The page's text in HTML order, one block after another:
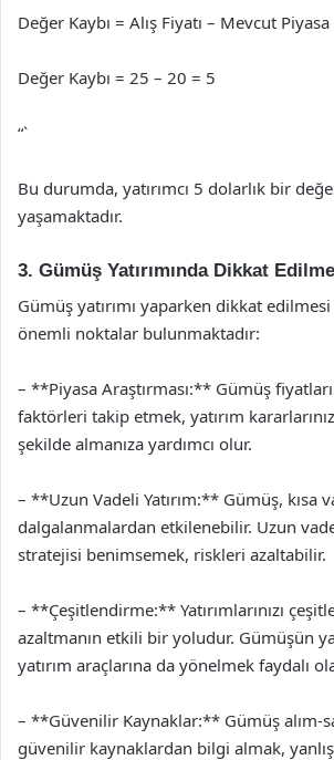
Değer Kaybı = Alış Fiyatı – Mevcut Piyasa
Değer Kaybı = 25 – 20 = 5
“`
Bu durumda, yatırımcı 5 dolarlık bir
yaşamaktadır.
3. Gümüş Yatırımında Dikkat
Gümüş yatırımı yaparken dikkat edilmesi
önemli noktalar bulunmaktadır:
– **Piyasa Araştırması:** Gümüş
faktörleri takip etmek, yatırım
şekilde almanıza yardımcı olur.
– **Uzun Vadeli Yatırım:** Gümüş, kısa
dalgalanmalardan etkilenebilir. Uzun
stratejisi benimsemek, riskleri azaltabilir.
– **Çeşitlendirme:** Yatırımlarınızı
azaltmanın etkili bir yoludur. Gümüşün
yatırım araçlarına da yönelmek faydalı
– **Güvenilir Kaynaklar:** Gümüş alım-
güvenilir kaynaklardan bilgi almak, yanlış